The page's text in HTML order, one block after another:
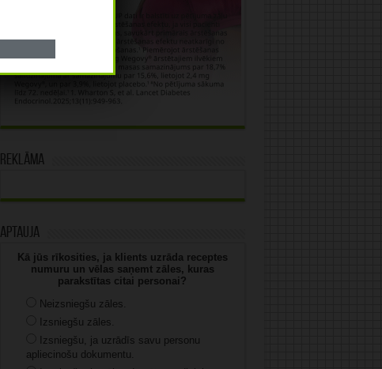
Reklāma
Aptauja
Kā jūs rīkosities, ja klients uzrāda receptes
numuru un vēlas saņemt zāles, kuras
parakstītas citai personai?
Neizsniegšu zāles.
Izsniegšu zāles.
Izsniegšu, ja uzrādīs savu personu
apliecinošu dokumentu.